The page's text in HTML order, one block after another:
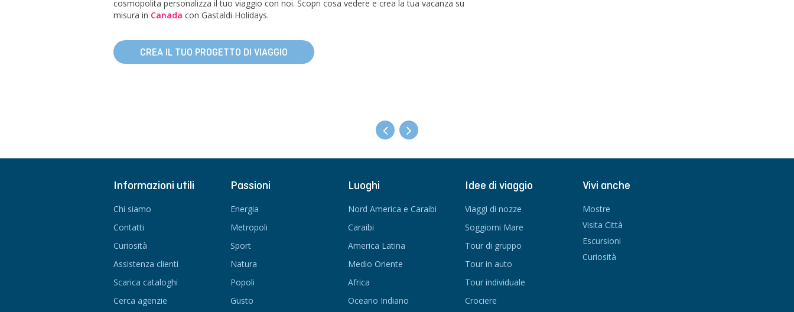
cosmopolita personalizza il tuo viaggio con noi. Scopri cosa vedere e crea la tua vacanza su
misura in Canada con Gastaldi Holidays.
CREA IL TUO PROGETTO DI VIAGGIO
Informazioni utili
Chi siamo
Contatti
Curiosità
Assistenza clienti
Scarica cataloghi
Cerca agenzie
Passioni
Energia
Metropoli
Sport
Natura
Popoli
Gusto
Luoghi
Nord America e Caraibi
Caraibi
America Latina
Medio Oriente
Africa
Oceano Indiano
Idee di viaggio
Viaggi di nozze
Soggiorni Mare
Tour di gruppo
Tour in auto
Tour individuale
Crociere
Vivi anche
Mostre
Visita Città
Escursioni
Curiosità